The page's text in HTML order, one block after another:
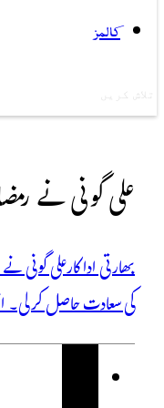
کالمز
Search
علی گونی نے
بھارتی اداکار علی
کی سعادت حاصل کر لی۔